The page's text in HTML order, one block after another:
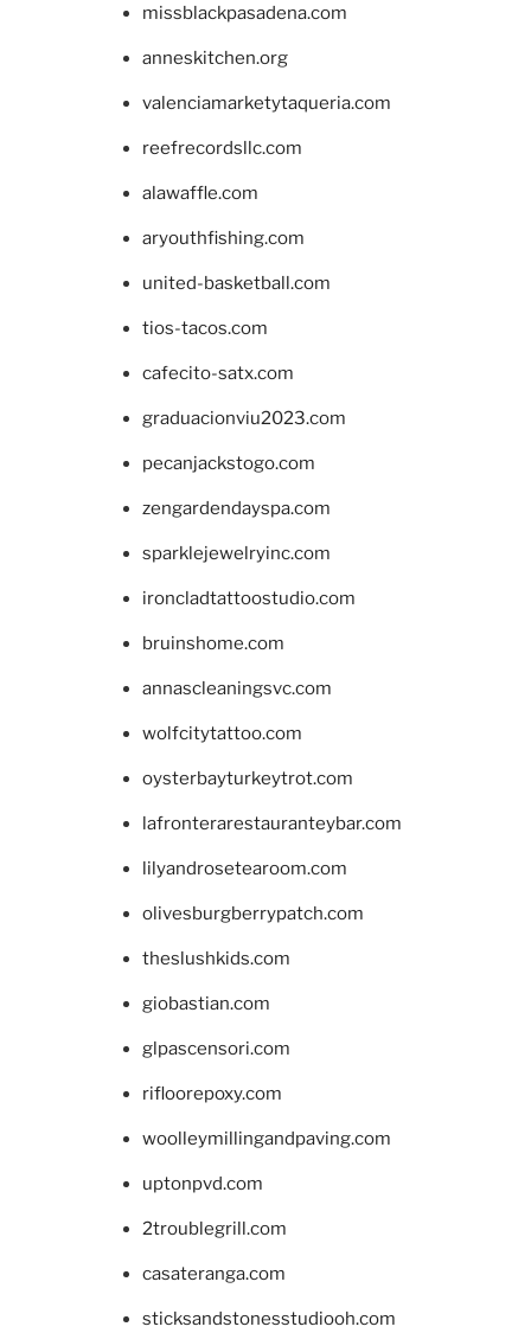
missblackpasadena.com
anneskitchen.org
valenciamarketytaqueria.com
reefrecordsllc.com
alawaffle.com
aryouthfishing.com
united-basketball.com
tios-tacos.com
cafecito-satx.com
graduacionviu2023.com
pecanjackstogo.com
zengardendayspa.com
sparklejewelryinc.com
ironcladtattoostudio.com
bruinshome.com
annascleaningsvc.com
wolfcitytattoo.com
oysterbayturkeytrot.com
lafronterarestauranteybar.com
lilyandrosetearoom.com
olivesburgberrypatch.com
theslushkids.com
giobastian.com
glpascensori.com
rifloorepoxy.com
woolleymillingandpaving.com
uptonpvd.com
2troublegrill.com
casateranga.com
sticksandstonesstudiooh.com